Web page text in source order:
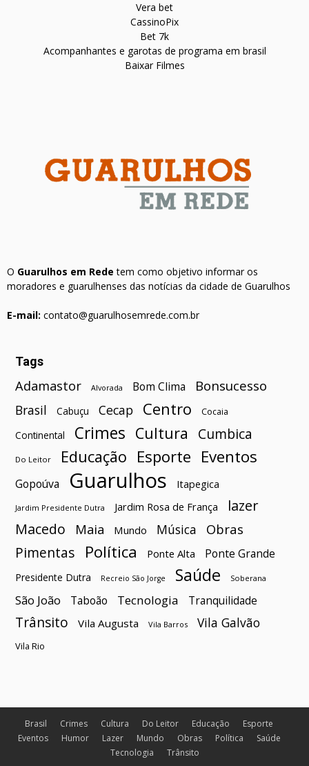
Vera bet
CassinoPix
Bet 7k
Acompanhantes e garotas de programa em brasil
Baixar Filmes
O Guarulhos em Rede tem como objetivo informar os
moradores e guarulhenses das notícias da cidade de Guarulhos
E-mail: contato@guarulhosemrede.com.br
Tags
Adamastor Alvorada Bom Clima Bonsucesso
Brasil Cabuçu Cecap Centro Cocaia
Continental Crimes Cultura Cumbica
Do Leitor Educação Esporte Eventos
Gopoúva Guarulhos Itapegica
Jardim Presidente Dutra Jardim Rosa de França
lazer
Macedo
Maia Mundo Música Obras
Pimentas Política Ponte Alta Ponte Grande
Presidente Dutra Recreio São Jorge Saúde Soberana
São João Taboão Tecnologia Tranquilidade
Trânsito Vila Augusta Vila Barros Vila Galvão
Vila Rio
Brasil Crimes Cultura Do Leitor Educação
Esporte
Eventos
Humor Lazer Mundo Obras Política
Saúde
Tecnologia
Trânsito